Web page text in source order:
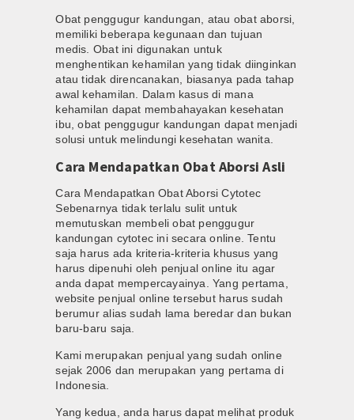
Obat penggugur kandungan, atau obat aborsi,
memiliki beberapa kegunaan dan tujuan
medis. Obat ini digunakan untuk
menghentikan kehamilan yang tidak diinginkan
atau tidak direncanakan, biasanya pada tahap
awal kehamilan. Dalam kasus di mana
kehamilan dapat membahayakan kesehatan
ibu, obat penggugur kandungan dapat menjadi
solusi untuk melindungi kesehatan wanita.
Cara Mendapatkan Obat Aborsi Asli
Cara Mendapatkan Obat Aborsi Cytotec
Sebenarnya tidak terlalu sulit untuk
memutuskan membeli obat penggugur
kandungan cytotec ini secara online. Tentu
saja harus ada kriteria-kriteria khusus yang
harus dipenuhi oleh penjual online itu agar
anda dapat mempercayainya. Yang pertama,
website penjual online tersebut harus sudah
berumur alias sudah lama beredar dan bukan
baru-baru saja.
Kami merupakan penjual yang sudah online
sejak 2006 dan merupakan yang pertama di
Indonesia.
Yang kedua, anda harus dapat melihat produk